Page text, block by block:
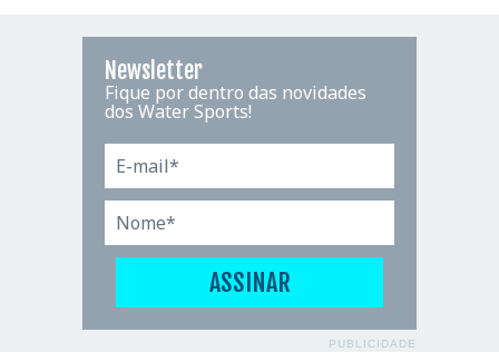
Newsletter
Fique por dentro das novidades
dos Water Sports!
PUBLICIDADE